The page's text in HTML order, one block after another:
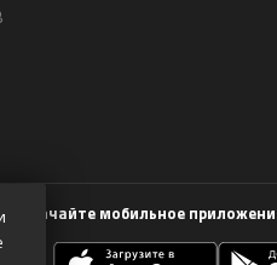
Скачайте мобильное